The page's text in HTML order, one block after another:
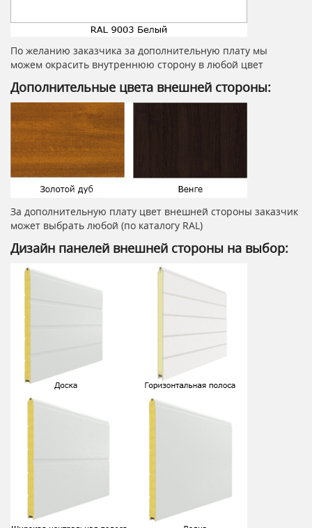
По желанию заказчика за дополнительную плату мы
можем окрасить внутреннюю сторону в любой цвет
Дополнительные цвета внешней стороны:
За дополнительную плату цвет внешней стороны заказчик
может выбрать любой (по каталогу RAL)
Дизайн панелей внешней стороны на выбор: